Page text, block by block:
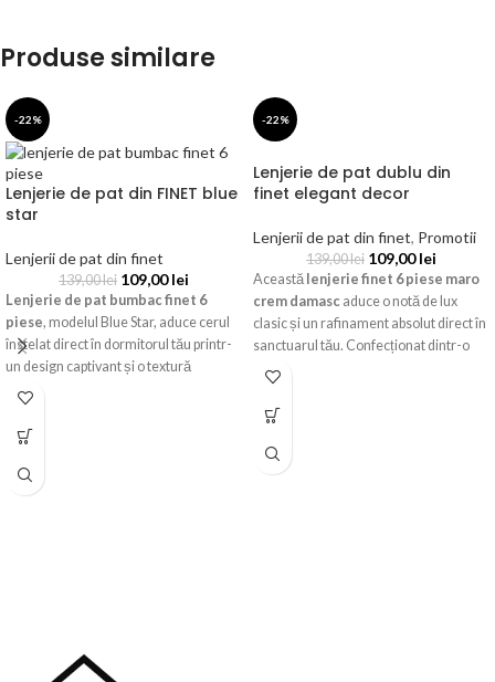
Produse similare
-22%
Lenjerie de pat din FINET blue
star
Lenjerii de pat din finet
139,00lei 109,00lei
Lenjerie de pat bumbac finet 6
piese, modelul Blue Star, aduce cerul
înstelat direct în dormitorul tău printr-
un design captivant și o textură
incredibil de fină. Acest set complet
un somn liniștit, fiind realizat din
utilizării zilnice fără a-și pierde
-22%
Lenjerie de pat dublu din
finet elegant decor
Lenjerii de pat din finet, Promotii
139,00lei 109,00lei
Această lenjerie finet 6 piese maro
crem damasc aduce o notă de lux
clasic și un rafinament absolut direct în
sanctuarul tău. Confecționat dintr-o
țesătură de bumbac finet premium,
design somptuos de inspirație barocă.